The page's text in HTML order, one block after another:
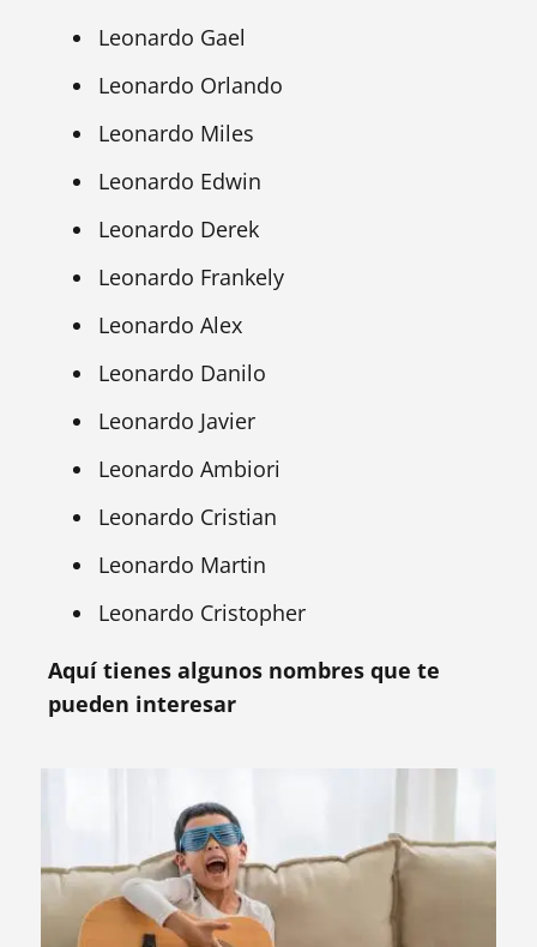
Leonardo Gael
Leonardo Orlando
Leonardo Miles
Leonardo Edwin
Leonardo Derek
Leonardo Frankely
Leonardo Alex
Leonardo Danilo
Leonardo Javier
Leonardo Ambiori
Leonardo Cristian
Leonardo Martin
Leonardo Cristopher
Aquí tienes algunos nombres que te
pueden interesar